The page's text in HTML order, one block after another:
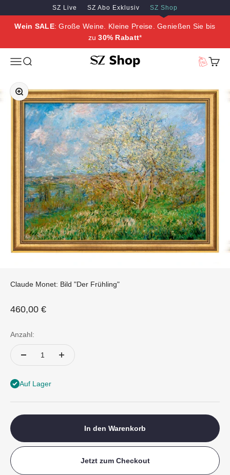
Zum Inhalt springen
Zum Hauptinhalt springen
SZ Live SZ Abo Exklusiv SZ Shop
Wein SALE: Große Weine. Kleine Preise. Genießen Sie bis
zu30% Rabatt*
MenüSuche SZ Erleben
Bild vergrößern
Claude Monet: Bild "Der Frühling"
Angebot
460,00 €
Anzahl:
Auf Lager
In den Warenkorb
Jetzt zum Checkout